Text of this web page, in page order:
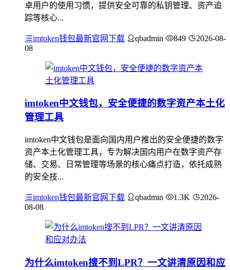
卓用户的使用习惯，提供安全可靠的私钥管理、资产追
踪等核心...
imtoken钱包最新官网下载 qbadmin 849
2026-08-
08
imtoken中文钱包，安全便捷的数字资产本土化
管理工具
imtoken中文钱包是面向国内用户推出的安全便捷的数字
资产本土化管理工具，专为解决国内用户在数字资产存
储、交易、日常管理等场景的核心痛点打造，依托成熟
的安全技...
imtoken钱包最新官网下载 qbadmin 1.3K
2026-
08-08
为什么imtoken搜不到LPR？一文讲清原因和应